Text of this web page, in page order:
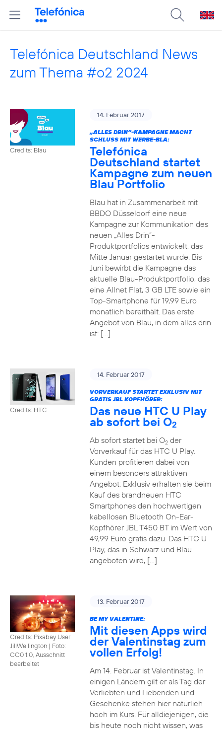
Telefónica Deutschland News
zum Thema #o2 2024
Credits: Blau
14. Februar 2017
„ALLES DRIN“-KAMPAGNE MACHT
SCHLUSS MIT WERBE-BLA:
Telefónica
Deutschland startet
Kampagne zum neuen
Blau Portfolio
Blau hat in Zusammenarbeit mit
BBDO Düsseldorf eine neue
Kampagne zur Kommunikation des
neuen „Alles Drin“-
Produktportfolios entwickelt, das
Mitte Januar gestartet wurde. Bis
Juni bewirbt die Kampagne das
aktuelle Blau-Produktportfolio, das
eine Allnet Flat, 3 GB LTE sowie ein
Top-Smartphone für 19,99 Euro
monatlich bereithält. Das erste
Angebot von Blau, in dem alles drin
ist: […]
Credits: HTC
14. Februar 2017
VORVERKAUF STARTET EXKLUSIV MIT
GRATIS JBL KOPFHÖRER:
Das neue HTC U Play
ab sofort bei O2
Ab sofort startet bei O2der
Vorverkauf für das HTC U Play.
Kunden profitieren dabei von
einem besonders attraktiven
Angebot: Exklusiv erhalten sie beim
Kauf des brandneuen HTC
Smartphones den hochwertigen
kabellosen Bluetooth On-Ear-
Kopfhörer JBL T450 BT im Wert von
49,99 Euro gratis dazu. Das HTC U
Play, das in Schwarz und Blau
angeboten wird, […]
Credits: Pixabay User
JillWellington | Foto:
CC0 1.0, Ausschnitt
bearbeitet
13. Februar 2017
BE MY VALENTINE:
Mit diesen Apps wird
der Valentinstag zum
vollen Erfolg!
Am 14. Februar ist Valentinstag. In
einigen Ländern gilt er als Tag der
Verliebten und Liebenden und
Geschenke stehen hier natürlich
hoch im Kurs. Für alldiejenigen, die
bis heute noch nicht wissen, was